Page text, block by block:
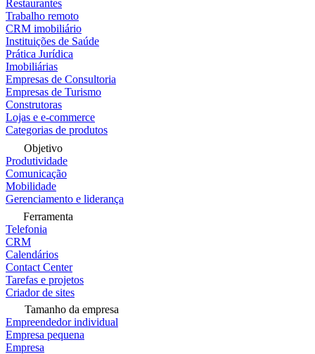
Restaurantes
Trabalho remoto
CRM imobiliário
Instituições de Saúde
Prática Jurídica
Imobiliárias
Empresas de Consultoria
Empresas de Turismo
Construtoras
Lojas e e-commerce
Categorias de produtos
Objetivo
Produtividade
Comunicação
Mobilidade
Gerenciamento e liderança
Ferramenta
Telefonia
CRM
Calendários
Contact Center
Tarefas e projetos
Criador de sites
Tamanho da empresa
Empreendedor individual
Empresa pequena
Empresa